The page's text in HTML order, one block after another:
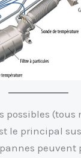
possibles (tous
le principal
peuvent